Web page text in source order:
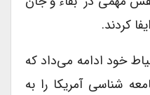
کردند.
خود ادامه می‌داد که
شناسی آمریکا را به